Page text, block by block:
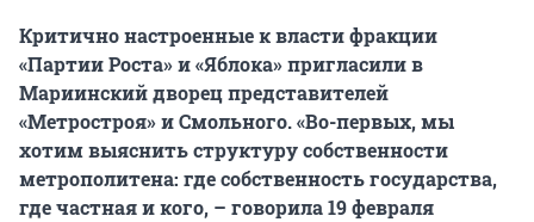
Критично настроенные к власти фракции
«Партии Роста» и «Яблока» пригласили в
Мариинский дворец представителей
«Метростроя» и Смольного. «Во-первых, мы
хотим выяснить структуру собственности
метрополитена: где собственность государства,
где частная и кого, – говорила 19 февраля